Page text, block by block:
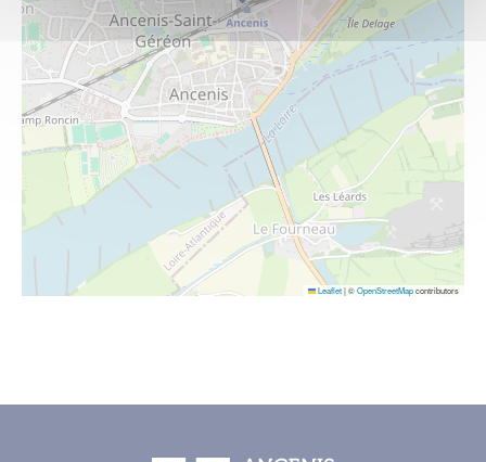
Leaflet|©OpenStreetMapcontributors